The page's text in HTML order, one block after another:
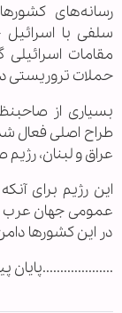
رسانه‌های
سلفی با اسرائیل
مقامات
حملات تروریستی
بسیاری از
طراح اصلی فعال
عراق و لبنان،
این رژیم برای
عمومی جهان عرب
در این کشورها
....................پایان